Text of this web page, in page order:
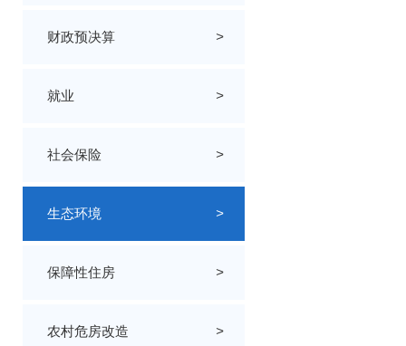
财政预决算 >
就业 >
社会保险 >
生态环境 >
保障性住房 >
农村危房改造 >